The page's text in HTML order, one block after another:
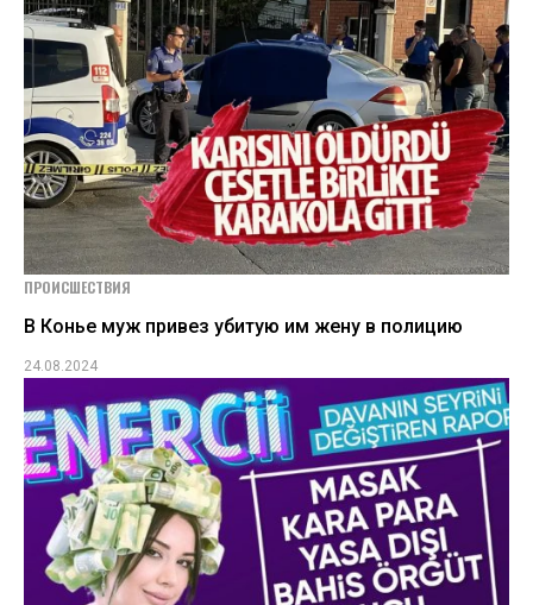
ПРОИСШЕСТВИЯ
В Конье муж привез убитую им жену в полицию
24.08.2024